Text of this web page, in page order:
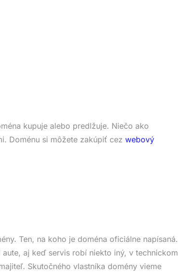
kupuje alebo predlžuje. Niečo ako
Doménu si môžete zakúpiť cez webový
Ten, na koho je doména oficiálne napísaná.
aj keď servis robí niekto iný, v technickom
Skutočného vlastníka domény vieme